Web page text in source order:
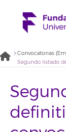
Convocatorias